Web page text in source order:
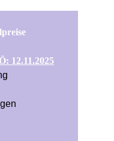
12.11.2025